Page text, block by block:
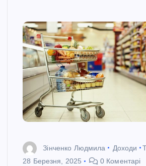
Зінченко Людмила Доходи
28 Березня, 2025
0 Коментарі